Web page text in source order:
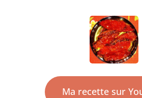
Ma recette sur